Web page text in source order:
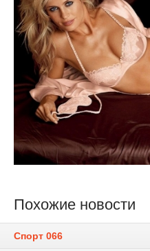
Похожие новости
Спорт 066